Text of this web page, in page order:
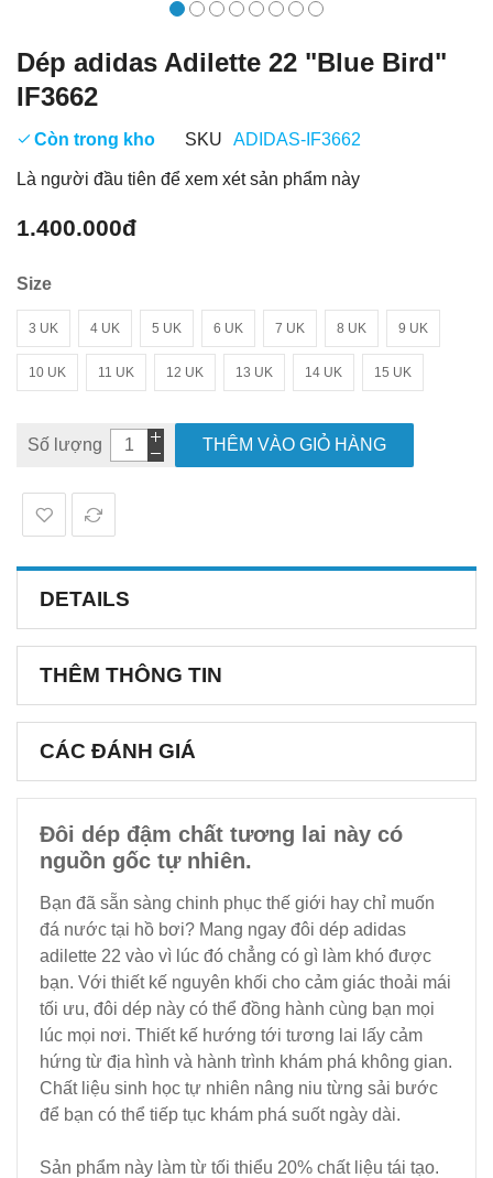
Dép adidas Adilette 22 "Blue Bird"
IF3662
Còn trong kho SKU ADIDAS-IF3662
Là người đầu tiên để xem xét sản phẩm này
1.400.000đ
Size
3 UK 4 UK 5 UK 6 UK 7 UK 8 UK 9 UK
10 UK 11 UK 12 UK 13 UK 14 UK 15 UK
Số lượng THÊM VÀO GIỎ HÀNG
DETAILS
THÊM THÔNG TIN
CÁC ĐÁNH GIÁ
Đôi dép đậm chất tương lai này có
nguồn gốc tự nhiên.
Bạn đã sẵn sàng chinh phục thế giới hay chỉ muốn
đá nước tại hồ bơi? Mang ngay đôi dép adidas
adilette 22 vào vì lúc đó chẳng có gì làm khó được
bạn. Với thiết kế nguyên khối cho cảm giác thoải mái
tối ưu, đôi dép này có thể đồng hành cùng bạn mọi
lúc mọi nơi. Thiết kế hướng tới tương lai lấy cảm
hứng từ địa hình và hành trình khám phá không gian.
Chất liệu sinh học tự nhiên nâng niu từng sải bước
để bạn có thể tiếp tục khám phá suốt ngày dài.
Sản phẩm này làm từ tối thiểu 20% chất liệu tái tạo.